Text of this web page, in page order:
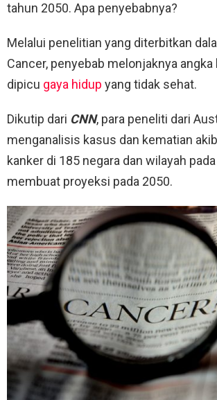
tahun 2050. Apa penyebabnya?
Melalui penelitian yang diterbitkan
Cancer, penyebab melonjaknya
dipicu gaya hidup yang tidak sehat.
Dikutip dari CNN, para peneliti dari
menganalisis kasus dan kematian
kanker di 185 negara dan wilayah
membuat proyeksi pada 2050.